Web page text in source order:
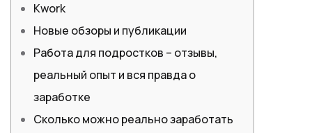
Kwork
Новые обзоры и публикации
Работа для подростков – отзывы,
реальный опыт и вся правда о
заработке
Сколько можно реально заработать